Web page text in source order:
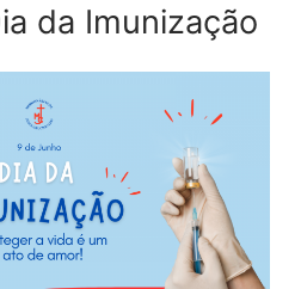
da Imunização